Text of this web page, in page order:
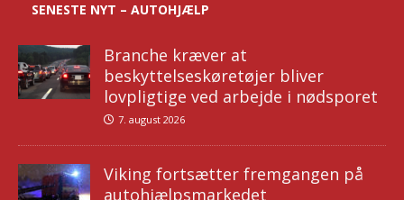
SENESTE NYT – AUTOHJÆLP
Branche kræver at
beskyttelseskøretøjer bliver
lovpligtige ved arbejde i nødsporet
7. august 2026
Viking fortsætter fremgangen på
autohjælpsmarkedet